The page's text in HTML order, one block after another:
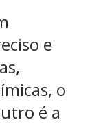
e
o
é a